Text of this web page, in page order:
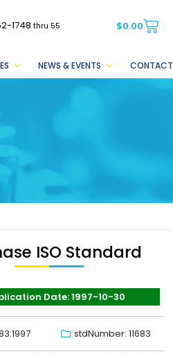
1748thru 55 $0.00
NEWS & EVENTS CONTACT
ISO Standard
Date: 1997-10-30
stdNumber: 11683